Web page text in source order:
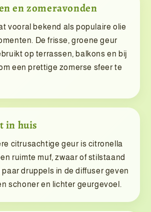
en zomeravonden
vooral bekend als populaire olie
De frisse, groene geur
op terrassen, balkons en bij
een prettige zomerse sfeer te
in huis
citrusachtige geur is citronella
ruimte muf, zwaar of stilstaand
druppels in de diffuser geven
schoner en lichter geurgevoel.